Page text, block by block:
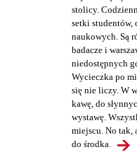
stolicy.
setki
naukowych. Są
badacze i
niedostępnych
Wycieczka po
się nie liczy. W
kawę, do
wystawę.
miejscu. No tak,
do środka.